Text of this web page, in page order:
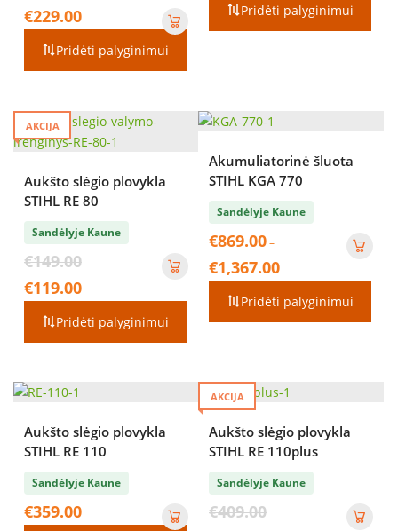
€229.00
Pridėti palyginimui
Pridėti palyginimui
AKCIJA
Aukšto slėgio plovykla
STIHL RE 80
Sandėlyje Kaune
€149.00
€119.00Current
price
is:
Pridėti palyginimui
Akumuliatorinė šluota
STIHL KGA 770
Sandėlyje Kaune
€869.00–
€1,367.00Price
range:
€869.00
Pridėti palyginimui
Aukšto slėgio plovykla
STIHL RE 110
Sandėlyje Kaune
€359.00
AKCIJA
Aukšto slėgio plovykla
STIHL RE 110plus
Sandėlyje Kaune
€409.00